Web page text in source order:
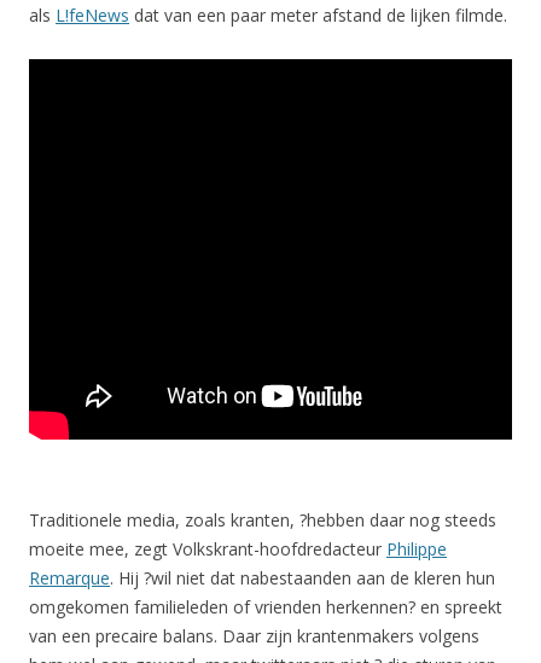
als L!feNews dat van een paar meter afstand de lijken filmde.
Traditionele media, zoals kranten, ?hebben daar nog steeds
moeite mee, zegt Volkskrant-hoofdredacteur Philippe
Remarque. Hij ?wil niet dat nabestaanden aan de kleren hun
omgekomen familieleden of vrienden herkennen? en spreekt
van een precaire balans. Daar zijn krantenmakers volgens